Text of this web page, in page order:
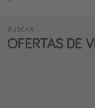
BUSCAR
OFERTAS DE